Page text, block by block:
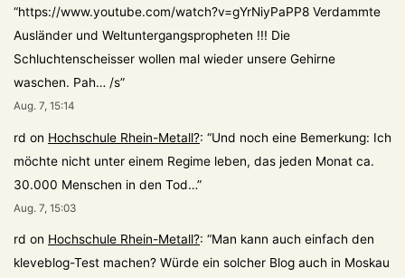
“https://www.youtube.com/watch?v=gYrNiyPaPP8 Verdammte
Ausländer und Weltuntergangspropheten !!! Die
Schluchtenscheisser wollen mal wieder unsere Gehirne
waschen. Pah… /s”
Aug. 7, 15:14
rd on Hochschule Rhein-Metall?: “Und noch eine Bemerkung: Ich
möchte nicht unter einem Regime leben, das jeden Monat ca.
30.000 Menschen in den Tod…”
Aug. 7, 15:03
rd on Hochschule Rhein-Metall?: “Man kann auch einfach den
kleveblog-Test machen? Würde ein solcher Blog auch in Moskau